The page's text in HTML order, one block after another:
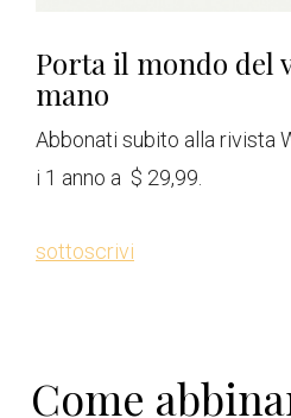
Porta il mondo del
mano
Abbonati subito alla rivista
i 1 anno a $ 29,99.
sottoscrivi
Come